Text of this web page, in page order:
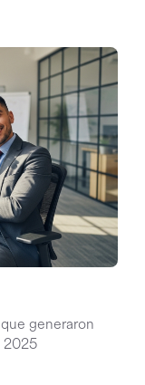
generaron
2025